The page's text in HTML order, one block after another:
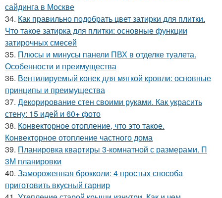
сайдинга в Москве
34. Как правильно подобрать цвет затирки для плитки.
Что такое затирка для плитки: основные функции
затирочных смесей
35. Плюсы и минусы панели ПВХ в отделке туалета.
Особенности и преимущества
36. Вентилируемый конек для мягкой кровли: основные
принципы и преимущества
37. Декорирование стен своими руками. Как украсить
стену: 15 идей и 60+ фото
38. Конвекторное отопление, что это такое.
Конвекторное отопление частного дома
39. Планировка квартиры 3-комнатной с размерами. П
3М планировки
40. Замороженная брокколи: 4 простых способа
приготовить вкусный гарнир